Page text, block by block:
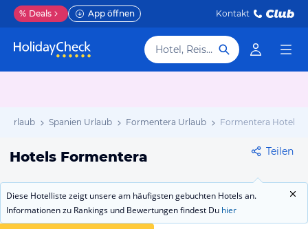
% Deals App öffnen Kontakt
Hotel, Reiseziel
Urlaub Spanien Urlaub Formentera Urlaub Formentera Hotels
Hotels Formentera Teilen
Diese Hotelliste zeigt unsere am häufigsten gebuchten Hotels an.
Informationen zu Rankings und Bewertungen findest Du hier